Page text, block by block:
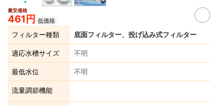
最安価格
461円 低価格
フィルター種類 底面フィルター、投げ込み式フィルター
適応水槽サイズ 不明
最低水位 不明
流量調節機能